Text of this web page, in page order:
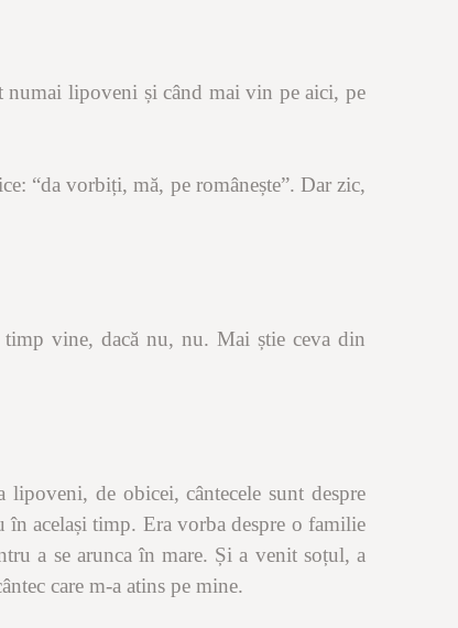
numai lipoveni și când mai vin pe aici, pe
“da vorbiți, mă, pe românește”. Dar zic,
vine, dacă nu, nu. Mai știe ceva din
de obicei, cântecele sunt despre
în același timp. Era vorba despre o familie
a se arunca în mare. Și a venit soțul, a
care m-a atins pe mine.